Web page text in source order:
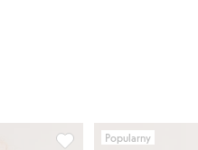
Popularny